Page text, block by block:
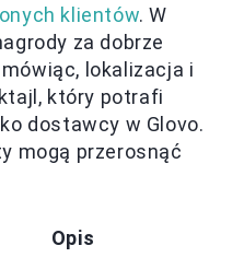
klientów. W
za dobrze
lokalizacja i
który potrafi
dostawcy w Glovo.
mogą przerosnąć
Opis